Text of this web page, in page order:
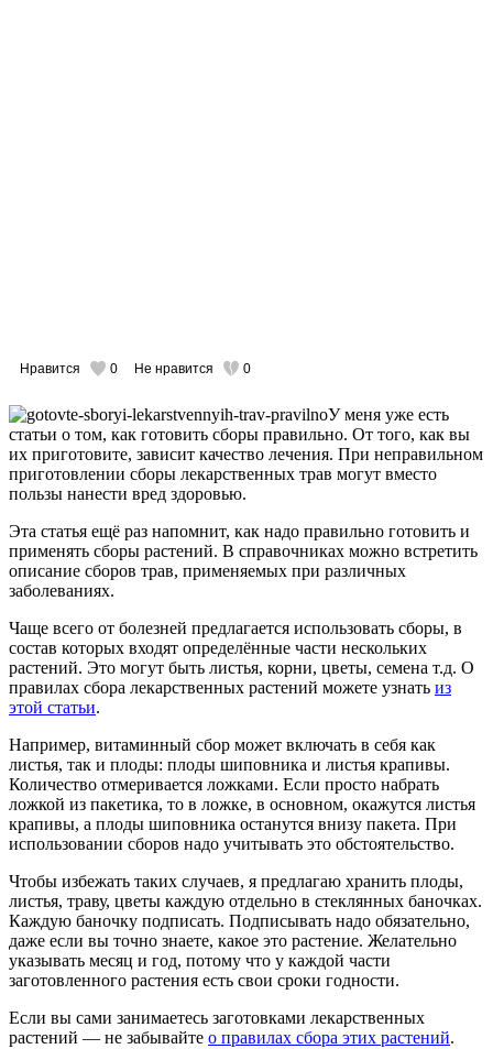
Нравится 0 Не нравится 0
У меня уже есть
статьи о том, как готовить сборы правильно. От того, как вы
их приготовите, зависит качество лечения. При неправильном
приготовлении сборы лекарственных трав могут вместо
пользы нанести вред здоровью.
Эта статья ещё раз напомнит, как надо правильно готовить и
применять сборы растений. В справочниках можно встретить
описание сборов трав, применяемых при различных
заболеваниях.
Чаще всего от болезней предлагается использовать сборы, в
состав которых входят определённые части нескольких
растений. Это могут быть листья, корни, цветы, семена т.д. О
правилах сбора лекарственных растений можете узнать из
этой статьи.
Например, витаминный сбор может включать в себя как
листья, так и плоды: плоды шиповника и листья крапивы.
Количество отмеривается ложками. Если просто набрать
ложкой из пакетика, то в ложке, в основном, окажутся листья
крапивы, а плоды шиповника останутся внизу пакета. При
использовании сборов надо учитывать это обстоятельство.
Чтобы избежать таких случаев, я предлагаю хранить плоды,
листья, траву, цветы каждую отдельно в стеклянных баночках.
Каждую баночку подписать. Подписывать надо обязательно,
даже если вы точно знаете, какое это растение. Желательно
указывать месяц и год, потому что у каждой части
заготовленного растения есть свои сроки годности.
Если вы сами занимаетесь заготовками лекарственных
растений — не забывайте о правилах сбора этих растений.